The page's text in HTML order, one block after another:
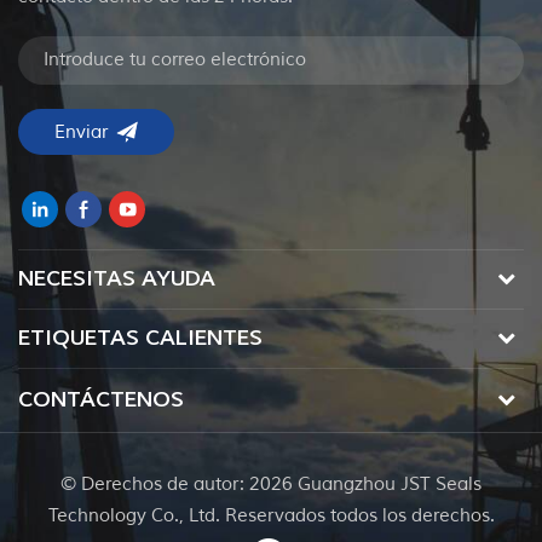
NECESITAS AYUDA
ETIQUETAS CALIENTES
CONTÁCTENOS
© Derechos de autor: 2026 Guangzhou JST Seals
Technology Co., Ltd. Reservados todos los derechos.